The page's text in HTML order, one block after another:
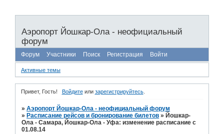
Аэропорт Йошкар-Ола - неофициальный
форум
Форум Участники Поиск Регистрация Войти
Активные темы
Привет, Гость! Войдитеили зарегистрируйтесь.
»Аэропорт Йошкар-Ола - неофициальный форум
» Расписание рейсов и бронирование билетов » Йошкар-
Ола - Самара, Йошкар-Ола - Уфа: изменение расписание с
01.08.14